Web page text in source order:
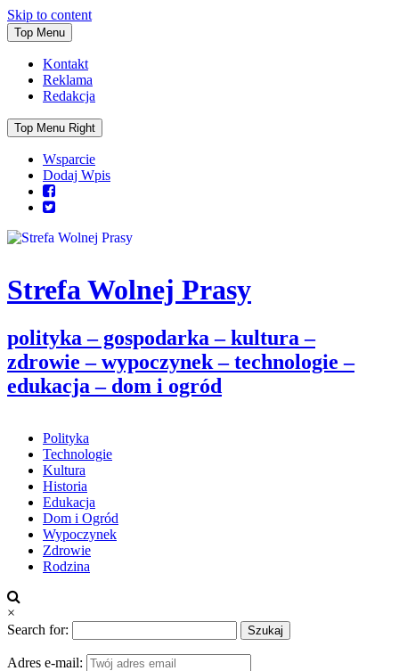
Skip to content
Top Menu
Kontakt
Reklama
Redakcja
Top Menu Right
Wsparcie
Dodaj Wpis
Strefa Wolnej Prasy
polityka – gospodarka – kultura –
zdrowie – wypoczynek – technologie –
edukacja – dom i ogród
Polityka
Technologie
Kultura
Historia
Edukacja
Dom i Ogród
Wypoczynek
Zdrowie
Rodzina
×
Search for:
Adres e-mail: